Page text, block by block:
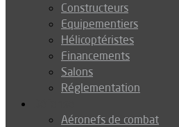
Constructeurs
Equipementiers
Hélicoptéristes
Financements
Salons
Réglementation
Aéronefs de combat